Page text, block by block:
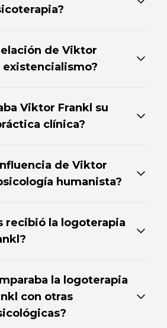
de Viktor
existencialismo?
Viktor Frankl su
clínica?
de Viktor
humanista?
recibió la logoterapia
la logoterapia
con otras